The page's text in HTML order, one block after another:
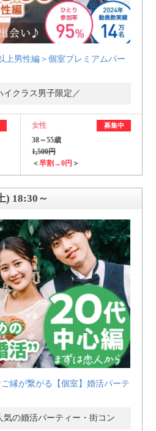
上男性編＞個室プレミアムパー
クラス男子限定／
女性 募集中
38～55歳
1,500円
＜早割→0円 ＞
) 18:30～
ご縁が繋がる【個室】婚活パーテ
気の婚活パーティー・街コン